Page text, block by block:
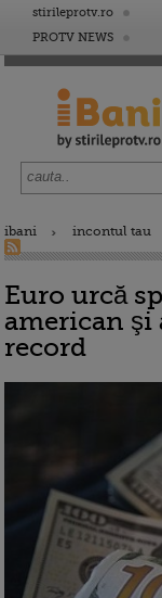
stirileprotv.ro
PROTV NEWS
ibani incontul tau
Euro urcă
american
record